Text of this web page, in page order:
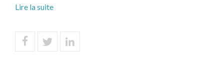
Lire la suite